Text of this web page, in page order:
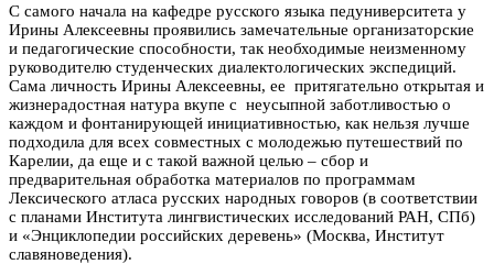
С самого начала на кафедре русского языка педуниверситета у
Ирины Алексеевны проявились замечательные организаторские
и педагогические способности, так необходимые неизменному
руководителю студенческих диалектологических экспедиций.
Сама личность Ирины Алексеевны, ее притягательно открытая и
жизнерадостная натура вкупе с неусыпной заботливостью о
каждом и фонтанирующей инициативностью, как нельзя лучше
подходила для всех совместных с молодежью путешествий по
Карелии, да еще и с такой важной целью – сбор и
предварительная обработка материалов по программам
Лексического атласа русских народных говоров (в соответствии
с планами Института лингвистических исследований РАН, СПб)
и «Энциклопедии российских деревень» (Москва, Институт
славяноведения).